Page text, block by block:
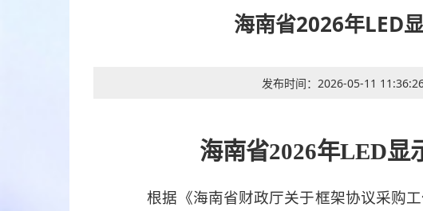
海南省2026年LED
发布时间： 2026-05-11
海南省2026年LED显
根据《海南省财政厅关于框架协议采购